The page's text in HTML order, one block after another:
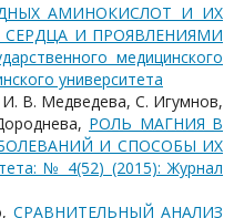
АМИНОКИСЛОТ И ИХ
И ПРОЯВЛЕНИЯМИ
медицинского
университета
В. Медведева, С. Игумнов,
РОЛЬ МАГНИЯ В
И СПОСОБЫ ИХ
№ 4(52) (2015): Журнал
СРАВНИТЕЛЬНЫЙ АНАЛИЗ